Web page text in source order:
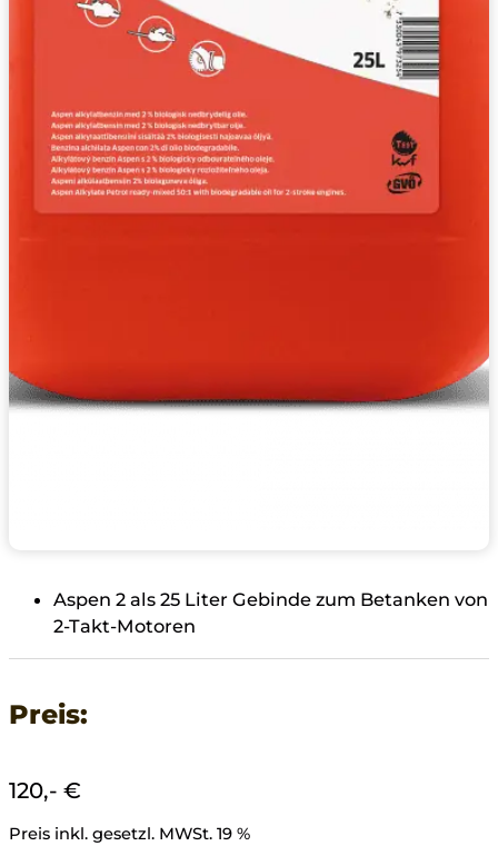
Aspen 2 als 25 Liter Gebinde zum Betanken von
2-Takt-Motoren
Preis:
120,- €
Preis inkl. gesetzl. MWSt. 19 %